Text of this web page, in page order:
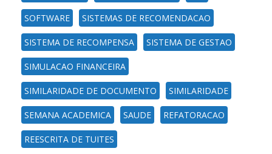
SOFTWARE SISTEMAS DE RECOMENDACAO
SISTEMA DE RECOMPENSA SISTEMA DE GESTAO
SIMULACAO FINANCEIRA
SIMILARIDADE DE DOCUMENTO SIMILARIDADE
SEMANA ACADEMICA SAUDE REFATORACAO
REESCRITA DE TUITES